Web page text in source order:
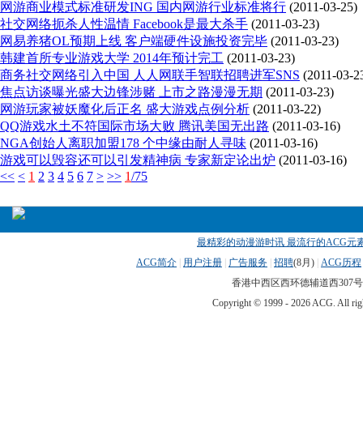
网游商业模式标准研发ING 国内网游行业标准将行 (2011-03-25)
社交网络扼杀人性温情 Facebook是最大杀手 (2011-03-23)
网易养猪OL预期上线 客户端硬件设施投资完毕 (2011-03-23)
韩建首所专业游戏大学 2014年预计完工 (2011-03-23)
商务社交网络引入中国 人人网联手智联招聘进军SNS (2011-03-
焦点访谈曝光盛大边锋涉赌 上市之路漫漫无期 (2011-03-23)
网游玩家被妖魔化后正名 盛大游戏点例分析 (2011-03-22)
QQ游戏水土不符国际市场大败 腾讯美国无出路 (2011-03-16)
NGA创始人离职加盟178 个中缘由耐人寻味 (2011-03-16)
游戏可以毁容还可以引发精神病 专家新定论出炉 (2011-03-16)
<< < 1 2 3 4 5 6 7 > >> 1/75
最精彩的动漫游时讯 最流行的ACG
ACG简介
用户注册 广告服务 招聘(8月) ACG历程
香港中西区西环德辅道西307
Copyright © 1999 - 2026 ACG. All